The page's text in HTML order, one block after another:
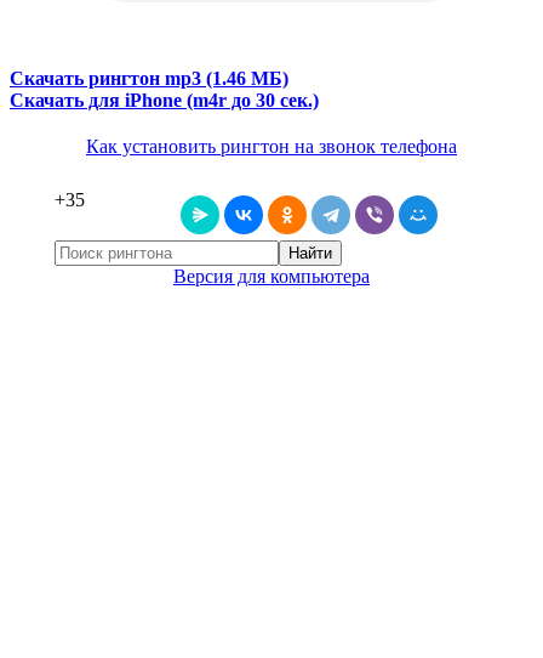
Скачать рингтон mp3 (1.46 МБ)
Скачать для iPhone (m4r до 30 сек.)
Как установить рингтон на звонок телефона
+35
Найти
Версия для компьютера